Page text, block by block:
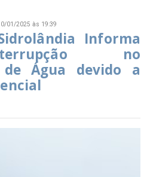
01/2025 às 19:39
Informa
no
de Água devido a